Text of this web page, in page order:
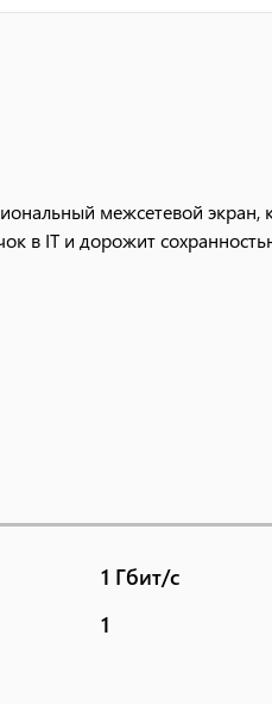
межсетевой
в IТ и дорожит
1 Гбит/с
1